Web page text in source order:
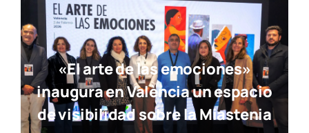
«El arte de las emociones»
inaugura en València un espacio
de visibilidad sobre la Miastenia